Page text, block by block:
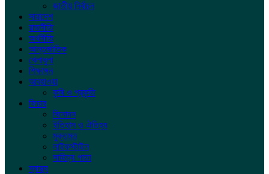
জাতীয় নির্বাচন
সারাদেশ
রাজনীতি
অর্থনীতি
আন্তর্জাতিক
খেলাধুলা
শিক্ষাঙ্গন
আবহাওয়া
কৃষি ও প্রকৃতি
ফিচার
বিনোদন
ইতিহাস ও ঐতিহ্য
মুক্তমত
লাইফস্টাইল
সাহিত্য পাতা
স্বাস্থ্য